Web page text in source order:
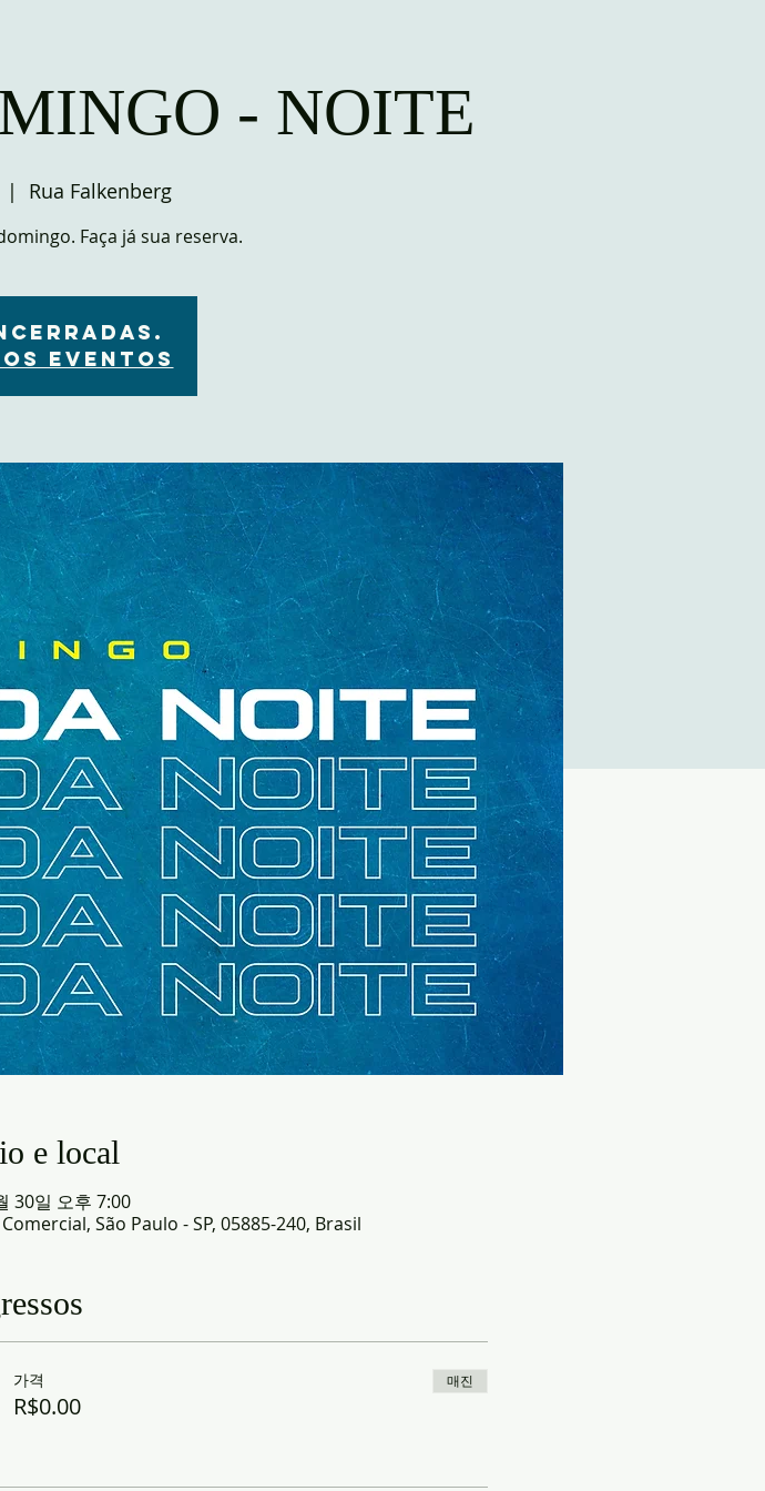
- NOITE
|
Rua Falkenberg
Faça já sua reserva.
eventos
e local
30일 오후 7:00
São Paulo - SP, 05885-240, Brasil
가격
R$0.00
매진